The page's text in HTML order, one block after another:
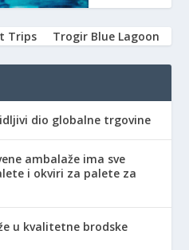
Trips Trogir Blue Lagoon
dio globalne trgovine
ambalaže ima sve
i okviri za palete za
u kvalitetne brodske